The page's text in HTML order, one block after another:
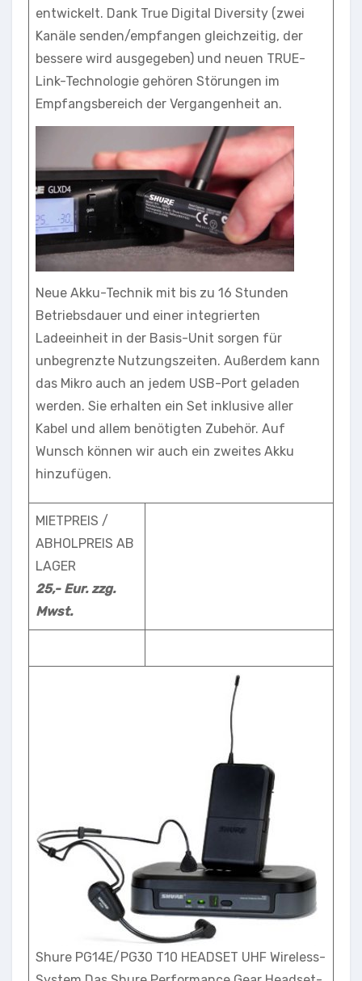
entwickelt. Dank True Digital Diversity (zwei
Kanäle senden/empfangen gleichzeitig, der
bessere wird ausgegeben) und neuen TRUE-
Link-Technologie gehören Störungen im
Empfangsbereich der Vergangenheit an.
Neue Akku-Technik mit bis zu 16 Stunden
Betriebsdauer und einer integrierten
Ladeeinheit in der Basis-Unit sorgen für
unbegrenzte Nutzungszeiten. Außerdem kann
das Mikro auch an jedem USB-Port geladen
werden. Sie erhalten ein Set inklusive aller
Kabel und allem benötigten Zubehör. Auf
Wunsch können wir auch ein zweites Akku
hinzufügen.
MIETPREIS /
ABHOLPREIS AB
LAGER
25,- Eur. zzg.
Mwst.
Shure PG14E/PG30 T10 HEADSET UHF Wireless-